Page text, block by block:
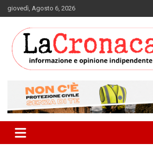
Skip
to
giovedì, Agosto 6, 2026
La Cronaca Quotidiano